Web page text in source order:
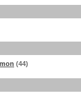
(44)